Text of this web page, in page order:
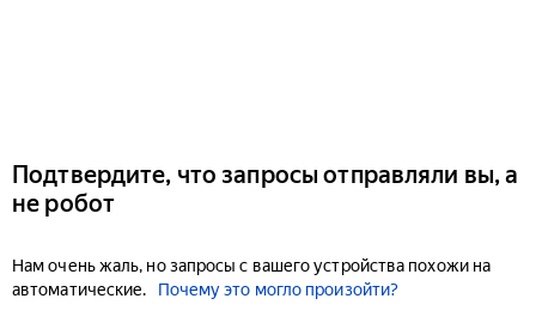
Подтвердите, что запросы отправляли вы, а
не робот
Нам очень жаль, но запросы с вашего устройства похожи на
автоматические.
Почему это могло произойти?